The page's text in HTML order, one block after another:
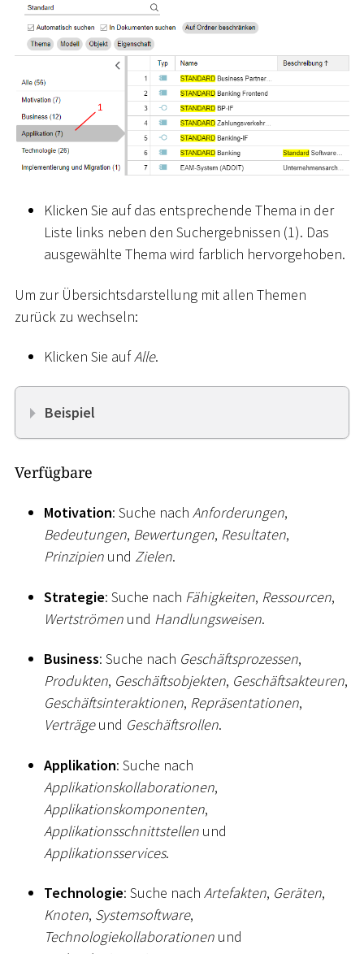
Klicken Sie auf das entsprechende Thema in der
Liste links neben den Suchergebnissen (1). Das
ausgewählte Thema wird farblich hervorgehoben.
Um zur Übersichtsdarstellung mit allen Themen
zurück zu wechseln:
Klicken Sie aufAlle.
Beispiel
Verfügbare
Motivation: Suche nach Anforderungen,
Bedeutungen, Bewertungen, Resultaten,
Prinzipien und Zielen.
Strategie: Suche nach Fähigkeiten, Ressourcen,
Wertströmen und Handlungsweisen.
Business: Suche nach Geschäftsprozessen,
Produkten, Geschäftsobjekten, Geschäftsakteuren,
Geschäftsinteraktionen, Repräsentationen,
Verträgeund Geschäftsrollen.
Applikation: Suche nach
Applikationskollaborationen,
Applikationskomponenten,
Applikationsschnittstellen und
Applikationsservices.
Technologie: Suche nach Artefakten, Geräten,
Knoten, Systemsoftware,
Technologiekollaborationen und